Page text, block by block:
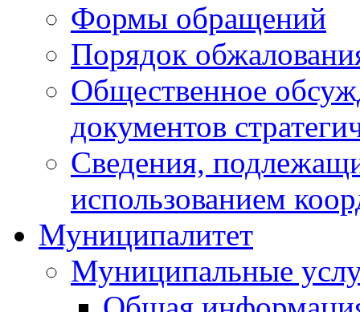
Формы обращений
Порядок
Общественное
документов
Сведения,
использованием
Муниципалитет
Муниципальные